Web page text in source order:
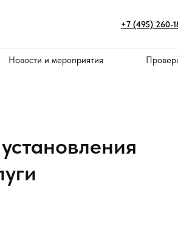
+7 (495) 260-
Новости и мероприятия